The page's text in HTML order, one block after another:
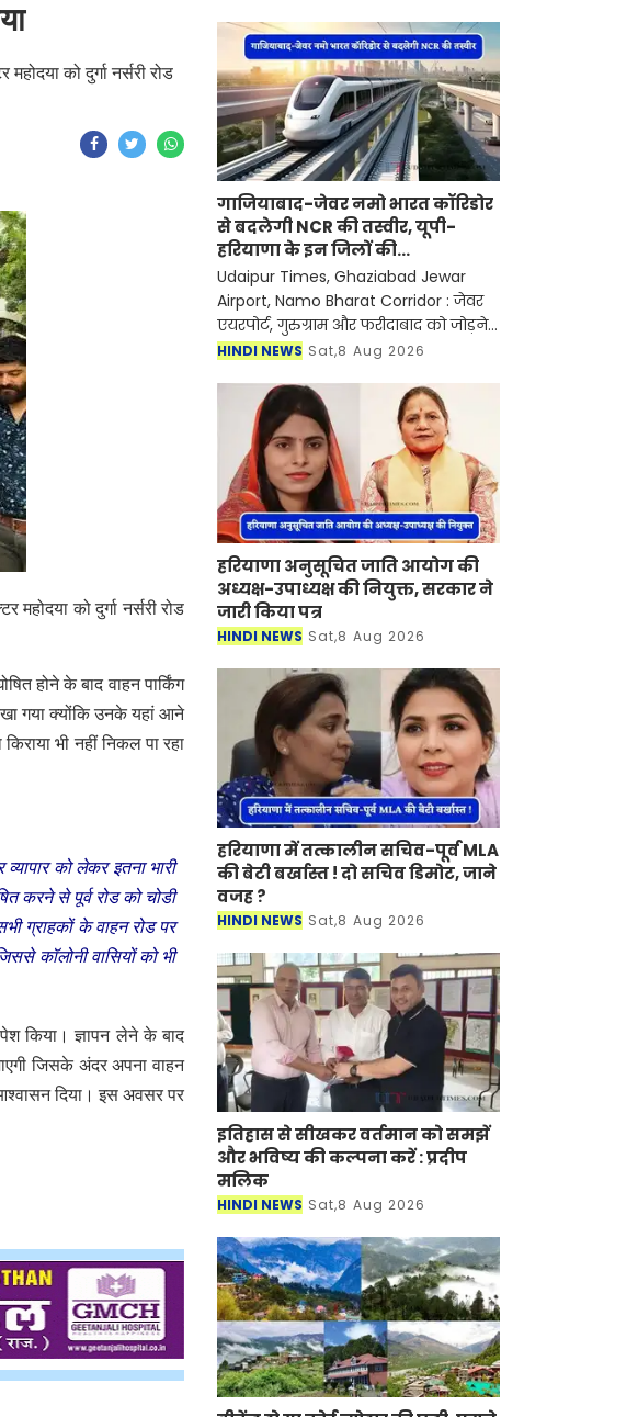
को दुर्गा नर्सरी रोड
महोदया को दुर्गा नर्सरी रोड
होने के बाद वाहन पार्किंग
देखा गया क्योंकि उनके यहां आने
भी नहीं निकल पा रहा
व्यापार को लेकर इतना भारी
करने से पूर्व रोड को चोडी
ग्राहकों के वाहन रोड पर
कॉलोनी वासियों को भी
किया। ज्ञापन लेने के बाद
जिसके अंदर अपना वाहन
दिया। इस अवसर पर
गाजियाबाद-जेवर नमो भारत कॉरिडोर
से बदलेगी NCR की तस्वीर, यूपी-
हरियाणा के इन जिलों की
बढ़ेगी कनेक्टिविटी
Udaipur Times, Ghaziabad Jewar
Airport, Namo Bharat Corridor : जेवर
एयरपोर्ट, गुरुग्राम और फरीदाबाद को जोड़ने
वाले 64 किलोमीटर लंबे कॉरिडोर की DPR
और फिर क
HINDI NEWS Sat,8 Aug 2026
हरियाणा अनुसूचित जाति आयोग की
अध्यक्ष-उपाध्यक्ष की नियुक्त, सरकार ने
जारी किया पत्र
HINDI NEWS Sat,8 Aug 2026
हरियाणा में तत्कालीन सचिव-पूर्व MLA
की बेटी बर्खास्त ! दो सचिव डिमोट, जाने
वजह ?
HINDI NEWS Sat,8 Aug 2026
इतिहास से सीखकर वर्तमान को समझें
और भविष्य की कल्पना करें : प्रदीप
मलिक
HINDI NEWS Sat,8 Aug 2026